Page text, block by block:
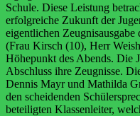
Schule. Diese Leistung
erfolgreiche Zukunft der
eigentlichen
(Frau Kirsch (10), Herr
Höhepunkt des Abends. Die
Abschluss ihre Zeugnisse.
Dennis Mayr und Mathilda
den scheidenden
beteiligten Klassenleiter,